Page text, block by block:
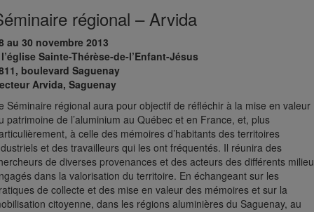
régional – Arvida
au 30 novembre 2013
Sainte-Thérèse-de-l’Enfant-Jésus
boulevard Saguenay
Arvida, Saguenay
Séminaire régional aura pour objectif de réfléchir à la mise en valeur
patrimoine de l’aluminium au Québec et en France, et, plus
à celle des mémoires d’habitants des territoires
et des travailleurs qui les ont fréquentés. Il réunira des
de diverses provenances et des acteurs des différents
dans la valorisation du territoire. En échangeant sur les
de collecte et des mise en valeur des mémoires et sur la
citoyenne, dans les régions aluminières du Saguenay, au